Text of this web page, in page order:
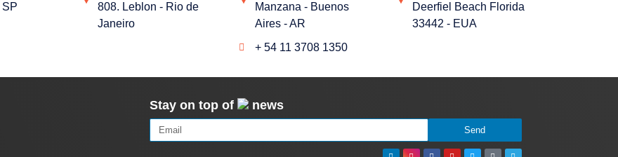
SP
808. Leblon - Rio de
Janeiro
Manzana - Buenos
Aires - AR
+ 54 11 3708 1350
Deerfiel Beach Florida
33442 - EUA
Stay on top of news
Send